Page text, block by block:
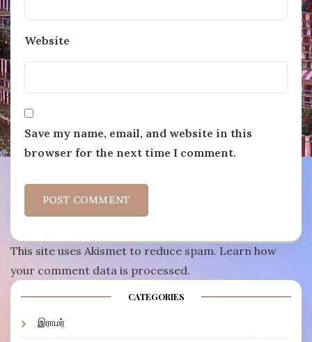
Website
Save my name, email, and website in this
browser for the next time I comment.
This site uses Akismet to reduce spam. Learn how
your comment data is processed.
CATEGORIES
இராமர்